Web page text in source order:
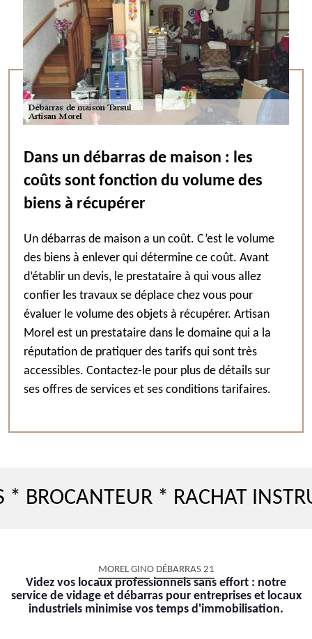
Dans un débarras de maison : les
coûts sont fonction du volume des
biens à récupérer
Un débarras de maison a un coût. C’est le volume
des biens à enlever qui détermine ce coût. Avant
d’établir un devis, le prestataire à qui vous allez
confier les travaux se déplace chez vous pour
évaluer le volume des objets à récupérer. Artisan
Morel est un prestataire dans le domaine qui a la
réputation de pratiquer des tarifs qui sont très
accessibles. Contactez-le pour plus de détails sur
ses offres de services et ses conditions tarifaires.
* RACHAT
MOREL GINO DÉBARRAS 21
Videz vos locaux professionnels sans effort : notre
service de vidage et débarras pour entreprises et locaux
industriels minimise vos temps d'immobilisation.